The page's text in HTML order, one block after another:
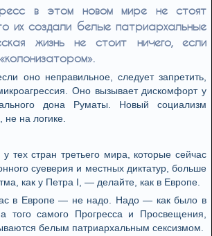
в этом новом мире не стоят
их создали белые патриархальные
жизнь не стоит ничего, если
оно неправильное, следует запретить,
Оно вызывает дискомфорт у
дона Руматы. Новый социализм
на логике.
у тех стран третьего мира, которые сейчас
суеверия и местных диктатур, больше
как у Петра I, — делайте, как в Европе.
в Европе — не надо. Надо — как было в
того самого Прогресса и Просвещения,
белым патриархальным сексизмом.